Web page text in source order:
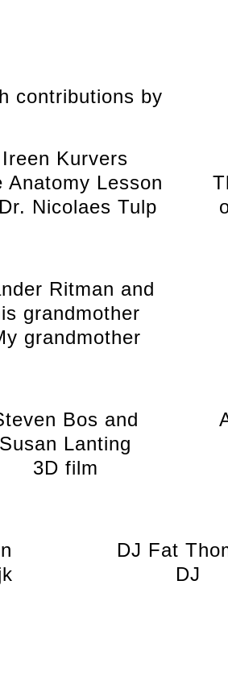
contributions by
Ireen Kurvers
Anatomy Lesson
Nicolaes Tulp
Ritman and
grandmother
grandmother
Bos and
Susan Lanting
3D film
DJ Fat
DJ